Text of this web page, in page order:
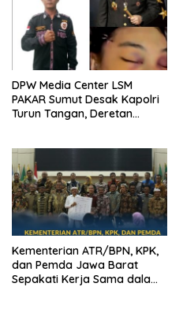
DPW Media Center LSM
PAKAR Sumut Desak Kapolri
Turun Tangan, Deretan
Gowasa Dinilai Harus Dibuka
Terang – Benderang
Kementerian ATR/BPN, KPK,
dan Pemda Jawa Barat
Sepakati Kerja Sama dalam